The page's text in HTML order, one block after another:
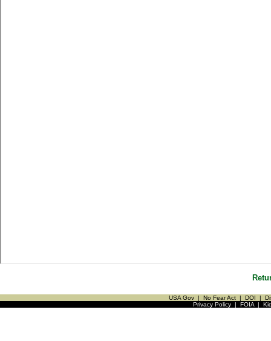
USA Gov | No Fear Act | DOI |
Privacy Policy| FOIA|